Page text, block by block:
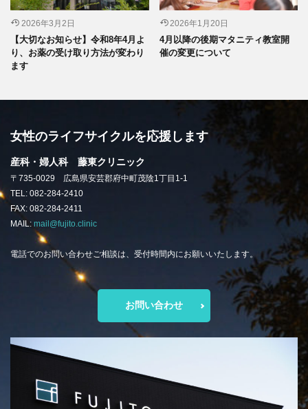
2026年3月2日
【大切なお知らせ】令和8年4月よ
り、お薬の受け取り方法が変わり
ます
2026年1月20日
4月以降の後期マタニティ教室開
催の変更について
女性のライフサイクルを応援します
産科・婦人科 藤東クリニック
〒735-0029 広島県安芸郡府中町茂陰1丁目1-1
TEL: 082-284-2410
FAX: 082-284-2411
MAIL: mail@fujito.clinic
電話でのお問い合わせご相談は、受付時間内にお願いいたします。
お問い合わせ